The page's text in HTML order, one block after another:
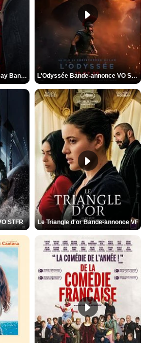
Spider-Man: Brand New Day Bande-annonce VO STFR L'Odyssée Bande-annonce VO STFR
STFR Le Triangle d'or Bande-annonce VF